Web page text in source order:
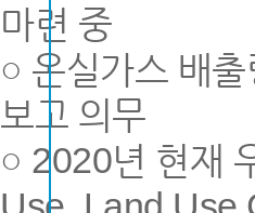
마련 중
○ 온실가스 배
보고 의무
○ 2020년 현재